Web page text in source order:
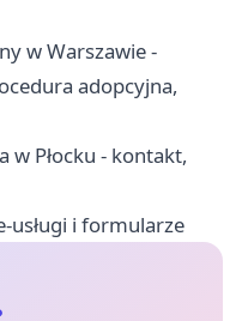
w Warszawie -
adopcyjna,
w Płocku - kontakt,
usługi i formularze